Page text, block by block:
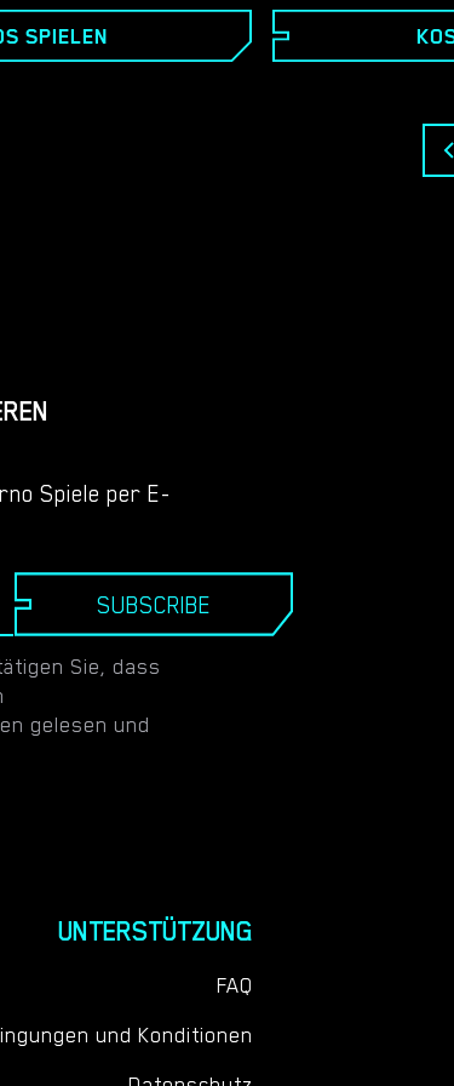
die beruhigenden
reisen. Egal, ob Sie
ein Neuling sind, unser
SPIELEN
Spiel, das Sie in
Intrigen und
Spiele per E-
SUBSCRIBE
Sie, dass
gelesen und
UNTERSTÜTZUNG
FAQ
und Konditionen